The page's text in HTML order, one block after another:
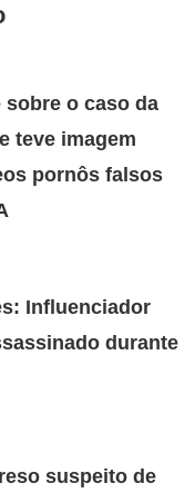
sobre o caso da
teve imagem
pornôs falsos
Influenciador
durante
suspeito de